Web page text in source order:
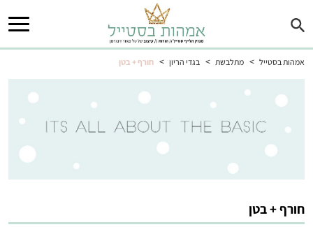
אמהות בסטייל > מתלבשת > בגדי הריון > חורף + בטן
חורף + בטן